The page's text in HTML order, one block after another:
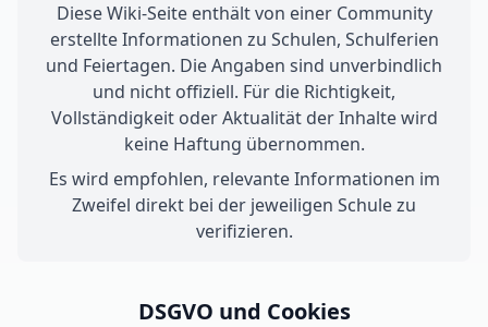
Diese Wiki-Seite enthält von einer Community
erstellte Informationen zu Schulen, Schulferien
und Feiertagen. Die Angaben sind unverbindlich
und nicht offiziell. Für die Richtigkeit,
Vollständigkeit oder Aktualität der Inhalte wird
keine Haftung übernommen.
Es wird empfohlen, relevante Informationen im
Zweifel direkt bei der jeweiligen Schule zu
verifizieren.
DSGVO und Cookies